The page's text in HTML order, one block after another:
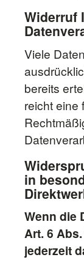
Widerruf
Viele
bereits
reicht eine
in
Wenn die
Art. 6
jederzeit